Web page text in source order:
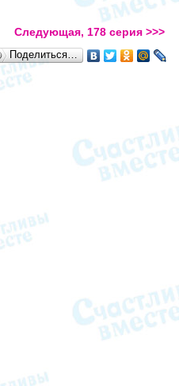
Следующая, 178 серия >>>
Поделиться…